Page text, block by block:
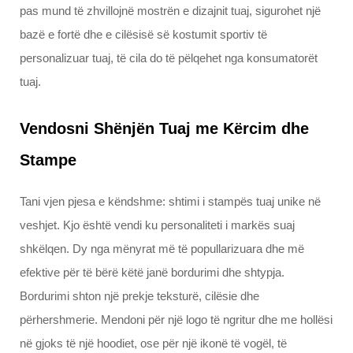
pas mund të zhvillojnë mostrën e dizajnit tuaj, sigurohet një
bazë e fortë dhe e cilësisë së kostumit sportiv të
personalizuar tuaj, të cila do të pëlqehet nga konsumatorët
tuaj.
Vendosni Shënjën Tuaj me Kërcim dhe
Stampe
Tani vjen pjesa e këndshme: shtimi i stampës tuaj unike në
veshjet. Kjo është vendi ku personaliteti i markës suaj
shkëlqen. Dy nga mënyrat më të popullarizuara dhe më
efektive për të bërë këtë janë bordurimi dhe shtypja.
Bordurimi shton një prekje teksturë, cilësie dhe
përhershmerie. Mendoni për një logo të ngritur dhe me hollësi
në gjoks të një hoodiet, ose për një ikonë të vogël, të